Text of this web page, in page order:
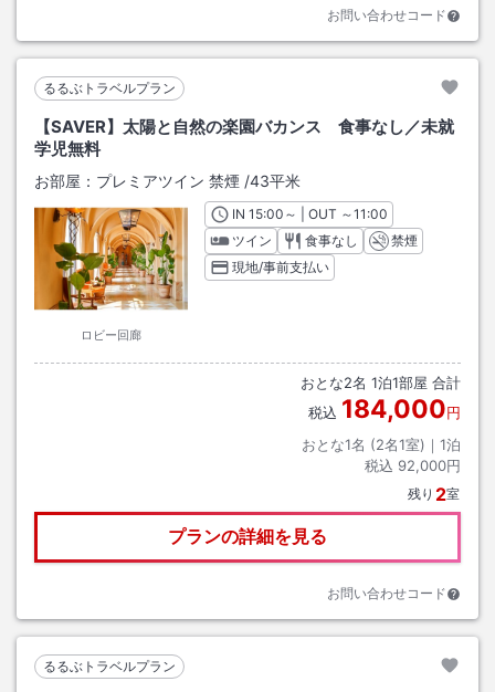
お問い合わせコード
るるぶトラベルプラン
【SAVER】太陽と自然の楽園バカンス 食事なし／未就
学児無料
お部屋： プレミアツイン 禁煙 /43平米
ロビー回廊
INチェックイン
15:00 ～ | OUT チェックアウト
～11:00
ツイン
食事なし
禁煙
現地/事前支払い
おとな2名 1泊1部屋 合計
税込 184,000円
おとな1名 (2名1室)｜ 1泊
税込 92,000円
残り 2室
プランの詳細を見る
お問い合わせコード
るるぶトラベルプラン